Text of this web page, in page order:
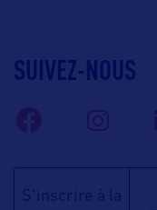
SUIVEZ-NOUS
S'inscrire à la